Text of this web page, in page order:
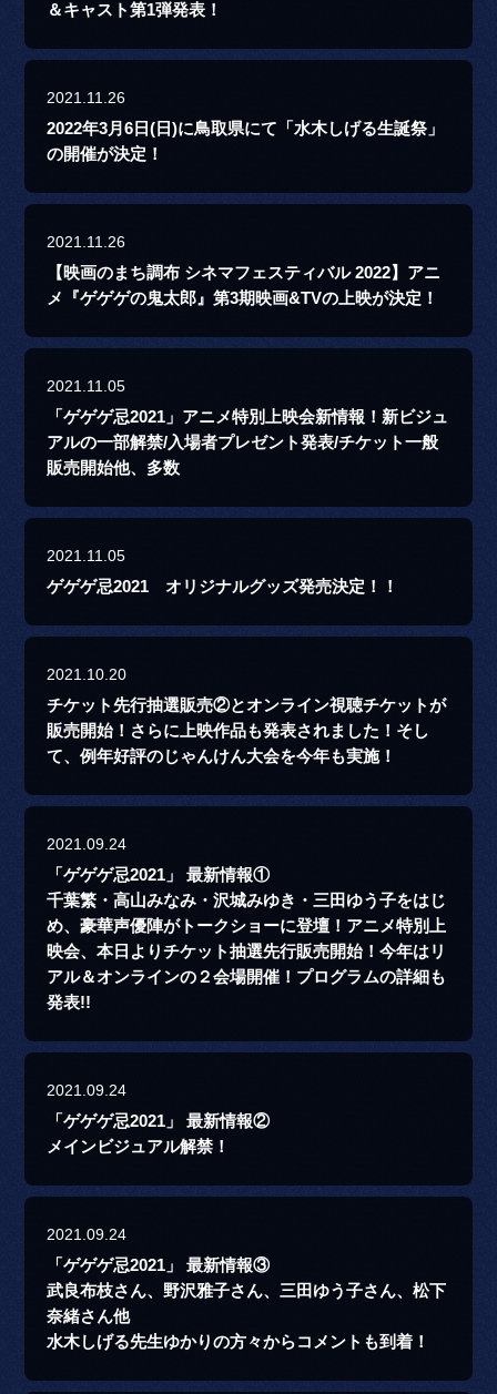
＆キャスト第1弾発表！
2021.11.26
2022年3月6日(日)に鳥取県にて「水木しげる生誕祭」
の開催が決定！
2021.11.26
【映画のまち調布 シネマフェスティバル 2022】アニ
メ『ゲゲゲの鬼太郎』第3期映画&TVの上映が決定！
2021.11.05
「ゲゲゲ忌2021」アニメ特別上映会新情報！新ビジュ
アルの一部解禁/入場者プレゼント発表/チケット一般
販売開始他、多数
2021.11.05
ゲゲゲ忌2021 オリジナルグッズ発売決定！！
2021.10.20
チケット先行抽選販売②とオンライン視聴チケットが
販売開始！さらに上映作品も発表されました！そし
て、例年好評のじゃんけん大会を今年も実施！
2021.09.24
「ゲゲゲ忌2021」 最新情報①
千葉繁・高山みなみ・沢城みゆき・三田ゆう子をはじ
め、豪華声優陣がトークショーに登壇！アニメ特別上
映会、本日よりチケット抽選先行販売開始！今年はリ
アル＆オンラインの２会場開催！プログラムの詳細も
発表!!
2021.09.24
「ゲゲゲ忌2021」 最新情報②
メインビジュアル解禁！
2021.09.24
「ゲゲゲ忌2021」 最新情報③
武良布枝さん、野沢雅子さん、三田ゆう子さん、松下
奈緒さん他
水木しげる先生ゆかりの方々からコメントも到着！